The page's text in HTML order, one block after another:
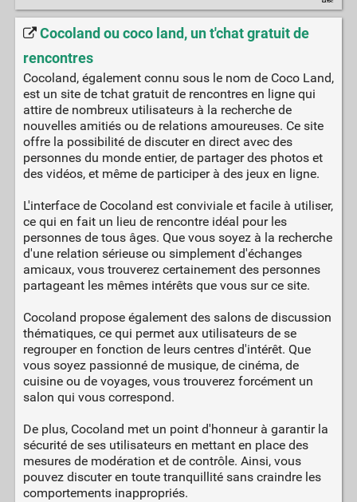
Cocoland ou coco land, un t'chat gratuit de
rencontres
Cocoland, également connu sous le nom de Coco Land,
est un site de tchat gratuit de rencontres en ligne qui
attire de nombreux utilisateurs à la recherche de
nouvelles amitiés ou de relations amoureuses. Ce site
offre la possibilité de discuter en direct avec des
personnes du monde entier, de partager des photos et
des vidéos, et même de participer à des jeux en ligne.
L'interface de Cocoland est conviviale et facile à utiliser,
ce qui en fait un lieu de rencontre idéal pour les
personnes de tous âges. Que vous soyez à la recherche
d'une relation sérieuse ou simplement d'échanges
amicaux, vous trouverez certainement des personnes
partageant les mêmes intérêts que vous sur ce site.
Cocoland propose également des salons de discussion
thématiques, ce qui permet aux utilisateurs de se
regrouper en fonction de leurs centres d'intérêt. Que
vous soyez passionné de musique, de cinéma, de
cuisine ou de voyages, vous trouverez forcément un
salon qui vous correspond.
De plus, Cocoland met un point d'honneur à garantir la
sécurité de ses utilisateurs en mettant en place des
mesures de modération et de contrôle. Ainsi, vous
pouvez discuter en toute tranquillité sans craindre les
comportements inappropriés.